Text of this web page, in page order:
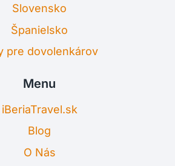
Slovensko
Španielsko
pre dovolenkárov
Menu
iBeriaTravel.sk
Blog
O Nás